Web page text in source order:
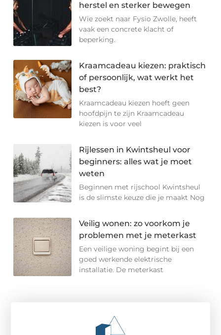
herstel en sterker bewegen
Wie zoekt naar Fysio Zwolle, heeft
vaak een concrete klacht of
beperking.
Kraamcadeau kiezen: praktisch
of persoonlijk, wat werkt het
best?
Kraamcadeau kiezen hoeft geen
hoofdpijn te zijn Kraamcadeau
kiezen is voor veel
Rijlessen in Kwintsheul voor
beginners: alles wat je moet
weten
Beginnen met rijschool Kwintsheul
is de slimste keuze die je maakt Nog
Veilig wonen: zo voorkom je
problemen met je meterkast
Een veilige woning begint bij een
goed werkende elektrische
installatie. De meterkast